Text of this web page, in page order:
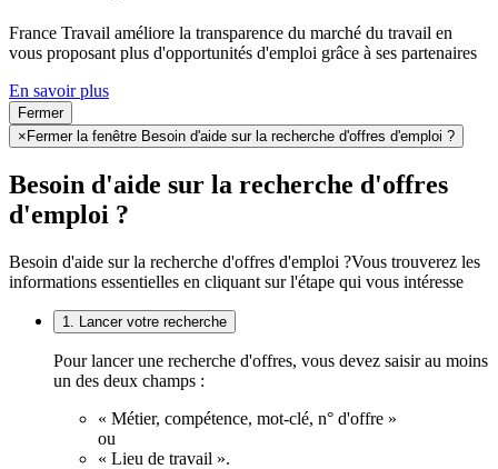
France Travail améliore la transparence du marché du travail en
vous proposant plus d'opportunités d'emploi grâce à ses partenaires
En savoir plus
Fermer
× Fermer la fenêtre Besoin d'aide sur la recherche d'offres d'emploi ?
Besoin d'aide sur la recherche d'offres
d'emploi ?
Besoin d'aide sur la recherche d'offres d'emploi ?Vous trouverez les
informations essentielles en cliquant sur l'étape qui vous intéresse
1. Lancer votre recherche
Pour lancer une recherche d'offres, vous devez saisir au moins
un des deux champs :
« Métier, compétence, mot-clé, n° d'offre »
ou
« Lieu de travail ».